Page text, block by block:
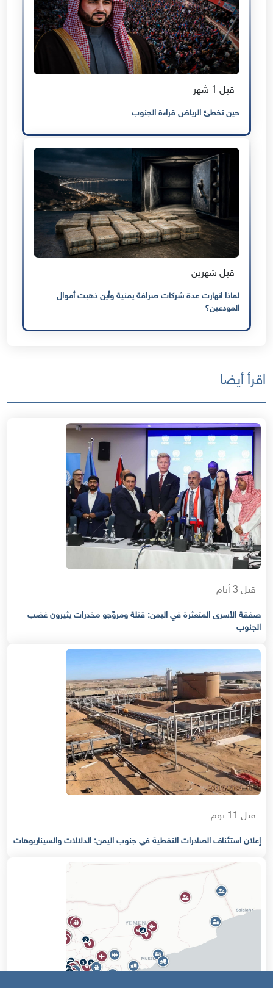
قبل 1 شهر
حين تخطئ الرياض قراءة الجنوب
قبل شهرين
لماذا انهارت عدة شركات صرافة يمنية وأين ذهبت أموال
المودعين؟
اقرأ أيضا
قبل 3 أيام
صفقة الأسرى المتعثرة في اليمن: قتلة ومروّجو مخدرات يثيرون غضب
الجنوب
قبل 11 يوم
إعلان استئناف الصادرات النفطية في جنوب اليمن: الدلالات والسيناريوهات